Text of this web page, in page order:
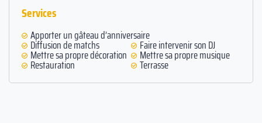
Services
Apporter un gâteau d’anniversaire
Diffusion de matchs Faire intervenir son DJ
Mettre sa propre décoration Mettre sa propre musique
Restauration Terrasse